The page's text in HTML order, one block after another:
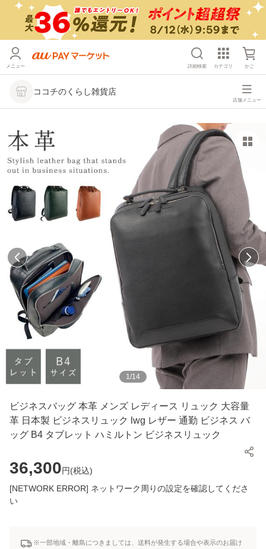
メニュー 詳細検索 カテゴリ かご
ココチのくらし雑貨店
店舗メニュー
1/14
ビジネスバッグ 本革 メンズ レディース リュック 大容量
革 日本製 ビジネスリュック lwg レザー 通勤 ビジネス バ
ッグ B4 タブレット ハミルトン ビジネスリュック
36,300円(税込)
[NETWORK ERROR] ネットワーク周りの設定を確認してくださ
い
※一部地域・離島につきましては、送料が発生する場合や表示のお届け